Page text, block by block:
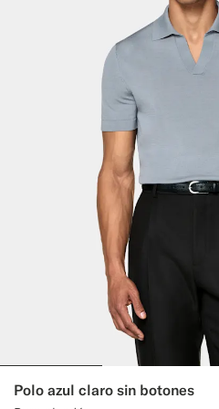
Polo azul claro sin botones